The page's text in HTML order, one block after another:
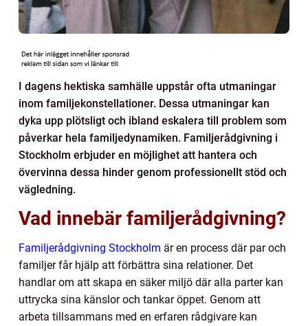
I dagens hektiska samhälle uppstår ofta utmaningar
inom familjekonstellationer. Dessa utmaningar kan
dyka upp plötsligt och ibland eskalera till problem som
påverkar hela familjedynamiken. Familjerådgivning i
Stockholm erbjuder en möjlighet att hantera och
övervinna dessa hinder genom professionellt stöd och
vägledning.
Vad innebär familjerådgivning?
Familjerådgivning Stockholm är en process där par och
familjer får hjälp att förbättra sina relationer. Det
handlar om att skapa en säker miljö där alla parter kan
uttrycka sina känslor och tankar öppet. Genom att
arbeta tillsammans med en erfaren rådgivare kan